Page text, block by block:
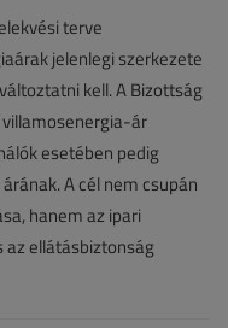
terve
jelenlegi szerkezete
kell. A Bizottság
ár
esetében pedig
A cél nem csupán
hanem az ipari
az ellátásbiztonság